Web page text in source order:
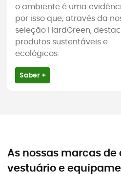
o ambiente é uma
por isso que, através da
seleção HardGreen,
produtos sustentáveis e
ecológicos.
Saber +
As nossas marcas de
vestuário e